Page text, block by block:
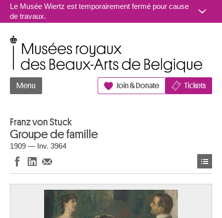
Aller au contenu
Le Musée Wiertz est temporairement fermé pour cause
de travaux.
Menu Join & Donate Tickets
Franz von Stuck
Groupe de famille
1909 — Inv. 3964